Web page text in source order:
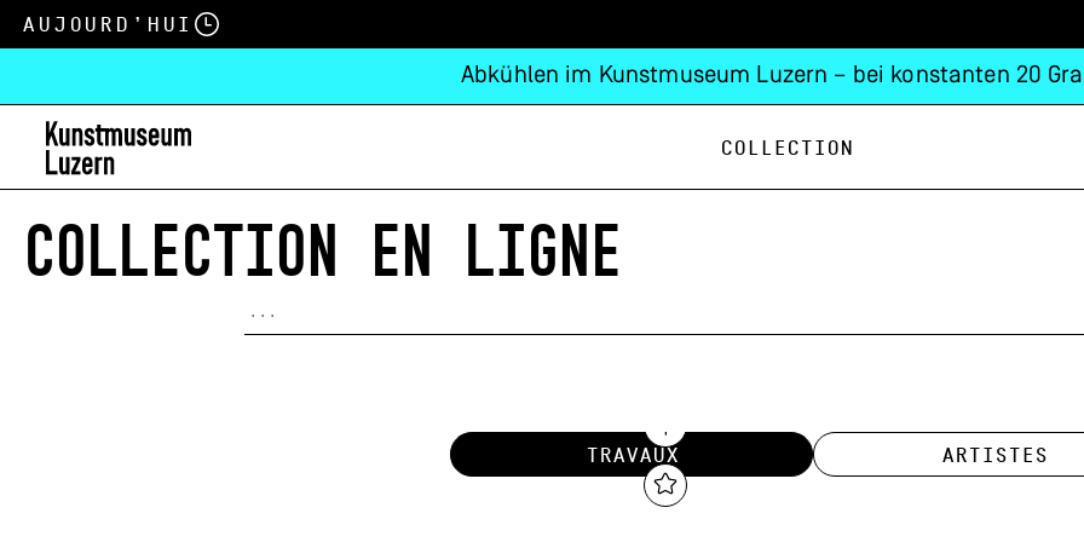
Aujourd’hui
Abkühlen im Kunstmuseum Luzern – bei konstanten 20
Collection
COLLECTION EN LIGNE
TRAVAUX ARTISTES